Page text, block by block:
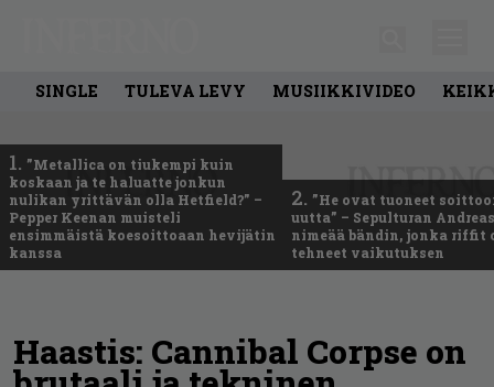
SINGLE TULEVA LEVY MUSIIKKIVIDEO
1. ”Metallica on tiukempi kuin
koskaan ja te haluatte jonkun
nulikan yrittävän olla Hetfield?” –
Pepper Keenan muisteli
ensimmäistä koesoittoaan hevijätin
kanssa
2. ”He ovat tuoneet
uutta” – Sepulturan
nimeää bändin, jonka riffit
tehneet vaikutuksen
Haastis: Cannibal Corpse on